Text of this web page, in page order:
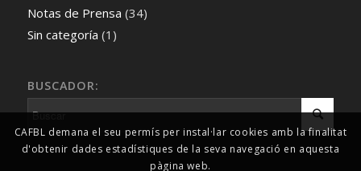
Notas de Prensa (34)
Sin categoría (1)
BUSCADOR:
CAFBL demana el seu permís per instal·lar cookies amb la finalitat
d'obtenir dades estadístiques de la seva navegació en aquesta
pàgina web.